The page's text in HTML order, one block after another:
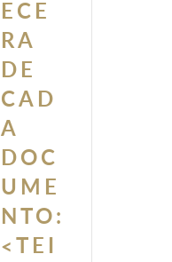
ECE
RA
DE
CAD
A
DOC
UME
NTO:
<TEI